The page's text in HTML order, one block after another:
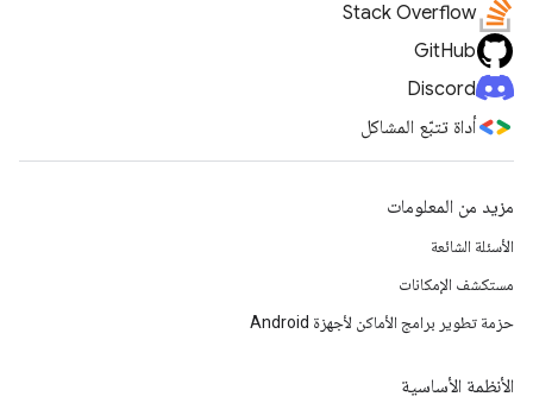
Stack Overflow
GitHub
Discord
أداة تتبّع المشاكل
مزيد من المعلومات
الأسئلة الشائعة
مستكشف الإمكانات
حزمة تطوير برامج الأماكن لأجهزة Android
الأنظمة الأساسية